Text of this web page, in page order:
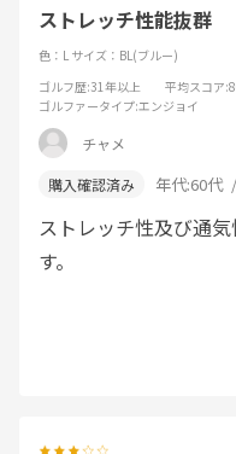
ストレッチ性能抜群
色：L サイズ：BL(ブルー)
ゴルフ歴:31年以上 平均スコア
ゴルファータイプ:エンジョイ
チャメ
年代:60代
ストレッチ性及び通
す。